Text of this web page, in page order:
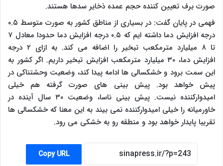
صورت برف تعیین کننده حجم عمده ذخایر سدها هستند.
فهمی در پایان گفت: در بسیاری از مناطق کشور به صورت متوسط ۰.۵
درجه افزایش دما داشته ایم که ۰.۵ درجه افزایش دما حدودا معادل ۷
تا ۸ میلیارد مترمکعب تبخیر را اضافه می کند. به ازای ۲ درجه
افزایش دما، ۳۰ میلیارد مترمکعب افزایش تبخیر داریم. اگر کشور به
این سمت برود و خشکسالی ها ادامه پیدا کند، وضعیت وحشتناکی در
پیش خواهد بود. پیش بینی های صورت گرفته هم خیلی
امیدوارکننده نیست. پیش بینی ناسا، وضعیت ۳۰ سال آینده در
خاورمیانه را خیلی امیدوارکننده نمی بیند به این معنا که خشکسالی ها
تقریبا پایدار خواهد بود و منطقه رو به خشکی می رود.
Copy URL